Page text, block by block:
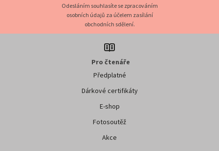
Odesláním souhlasíte se zpracováním
osobních údajů za účelem zasílání
obchodních sdělení.
Pro čtenáře
Předplatné
Dárkové certifikáty
E-shop
Fotosoutěž
Akce